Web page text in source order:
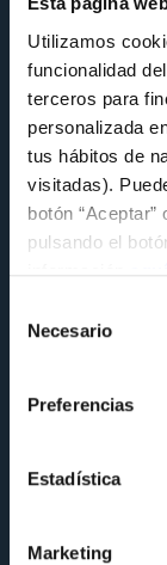
Utilizamos
funcionalidad
terceros para
personalizada
tus hábitos de
visitadas).
botón
pulsando el
Necesario
Preferencias
Estadística
Marketing
O Celta